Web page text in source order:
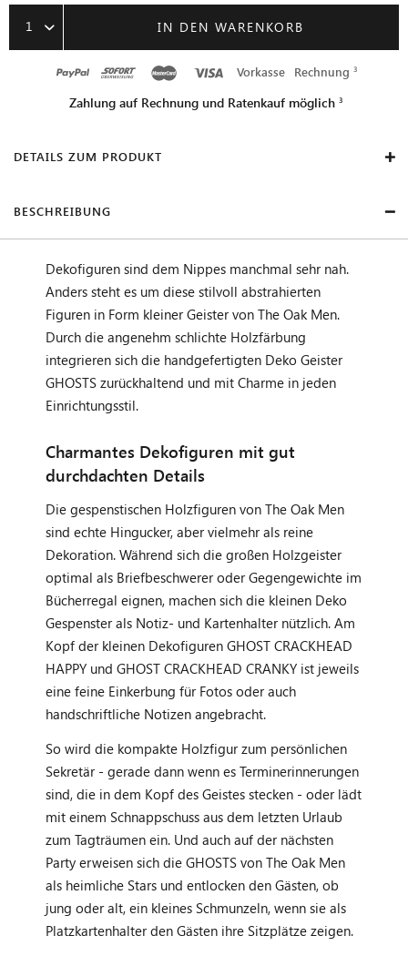
1 IN DEN WARENKORB
Vorkasse Rechnung
Zahlung auf Rechnung und Ratenkauf möglich
DETAILS ZUM PRODUKT
BESCHREIBUNG
Dekofiguren sind dem Nippes manchmal sehr nah.
Anders steht es um diese stilvoll abstrahierten
Figuren in Form kleiner Geister von The Oak Men.
Durch die angenehm schlichte Holzfärbung
integrieren sich die handgefertigten Deko Geister
GHOSTS zurückhaltend und mit Charme in jeden
Einrichtungsstil.
Charmantes Dekofiguren mit gut
durchdachten Details
Die gespenstischen Holzfiguren von The Oak Men
sind echte Hingucker, aber vielmehr als reine
Dekoration. Während sich die großen Holzgeister
optimal als Briefbeschwerer oder Gegengewichte im
Bücherregal eignen, machen sich die kleinen Deko
Gespenster als Notiz- und Kartenhalter nützlich. Am
Kopf der kleinen Dekofiguren GHOST CRACKHEAD
HAPPY und GHOST CRACKHEAD CRANKY ist jeweils
eine feine Einkerbung für Fotos oder auch
handschriftliche Notizen angebracht.
So wird die kompakte Holzfigur zum persönlichen
Sekretär - gerade dann wenn es Terminerinnerungen
sind, die in dem Kopf des Geistes stecken - oder lädt
mit einem Schnappschuss aus dem letzten Urlaub
zum Tagträumen ein. Und auch auf der nächsten
Party erweisen sich die GHOSTS von The Oak Men
als heimliche Stars und entlocken den Gästen, ob
jung oder alt, ein kleines Schmunzeln, wenn sie als
Platzkartenhalter den Gästen ihre Sitzplätze zeigen.